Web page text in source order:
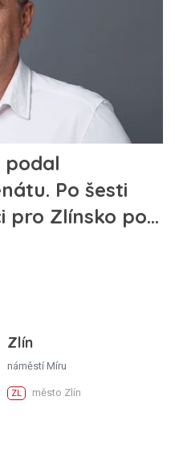
Zlín
náměstí Míru
ZL město Zlín